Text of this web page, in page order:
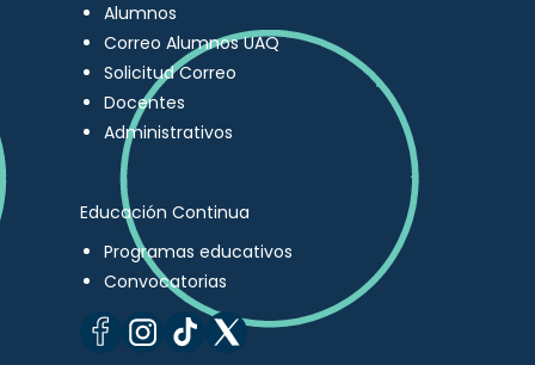
Alumnos
Correo Alumnos UAQ
Solicitud Correo
Docentes
Administrativos
Educación Continua
Programas educativos
Convocatorias